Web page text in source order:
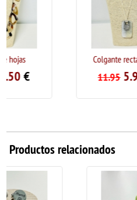
Colgante rectangular
€
Productos relacionados